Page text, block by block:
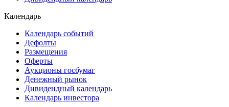
Календарь
Календарь событий
Дефолты
Размещения
Оферты
Аукционы госбумаг
Денежный рынок
Дивидендный календарь
Календарь инвестора